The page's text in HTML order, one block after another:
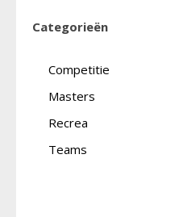
Categorieën
Competitie
Masters
Recrea
Teams